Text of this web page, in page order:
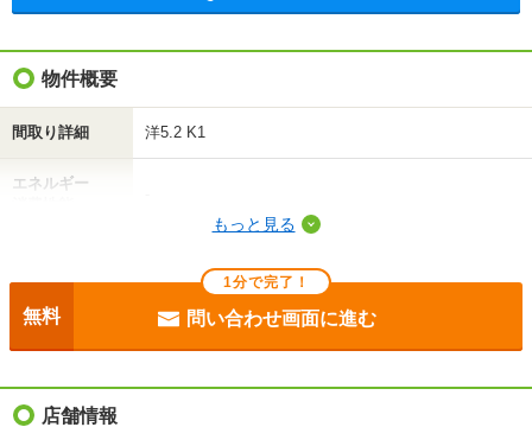
不動産会社に相談したい
電話で問い合わせ
物件概要
間取り詳細 洋5.2 K1
エネルギー
目安光熱費
入居
もっと見る
1分で完了！
無料 問い合わせ画面に進む
店舗情報